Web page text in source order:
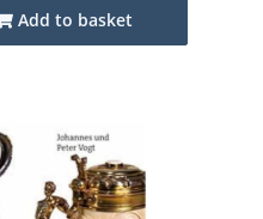
Add to basket